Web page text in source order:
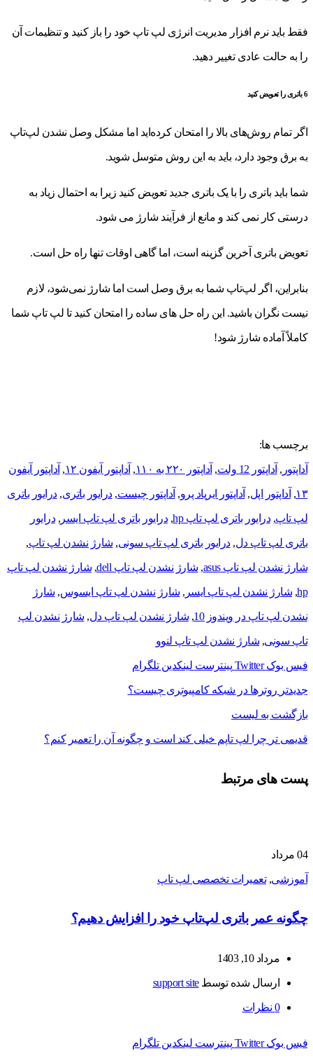
فقط باید نرم افزار مدیریت انرژی لپ تاپ خود را باز کنید و تنظیمات آن
را به حالت عادی تغییر دهید.
6 باتری را تعویض کنید
اگر تمام روش‌های بالا را امتحان کرده‌اید اما مشکل وصل نشدن لپ‌تاپ
به برق وجود دارد، باید به این روش متوسل شوید.
شما باید باتری را با یک باتری جدید تعویض کنید زیرا به احتمال زیاد به
درستی کار نمی کند و مانع از فرآیند شارژ می شود.
تعویض باتری آخرین گزینه است، اما گاهی اوقات تنها راه حل است.
بنابراین، اگر لپ‌تاپ شما به برق وصل است اما شارژ نمی‌شود، لازم
نیست نگران باشید. این راه حل های ساده را امتحان کنید تا لپ تاپ شما
کاملاً آماده شارژ شود!
برچسب ها:
آداپتور , آداپتور 12 ولت , آداپتور ۲۲۰ به ۱۱۰ , آداپتور آیفون ۱۲ , آداپتور آیفون
۱۳, آداپتور اپل, آداپتور ایرپاد پرو, آداپتور چیست,درایور باتری,درایور باتری
لپ تاپ,درایور باتری لپ تاپ hp ,درایور باتری لپ تاپ ایسر ,درایور
باتری لپ تاپ دل,درایور باتری لپ تاپ سونی, شارژ نشدن لپ تاپ,
شارژ نشدن لپ تاپ asus , شارژ نشدن لپ تاپ dell , شارژ نشدن لپ تاپ
hp
, شارژ نشدن لپ تاپ ایسر , شارژ نشدن لپ تاپ ایسوس, شارژ
نشدن لپ تاپ در ویندوز 10 , شارژ نشدن لپ تاپ دل, شارژ نشدن لپ
تاپ سونی, شارژ نشدن لپ تاپ لنوو
فیس بوک Twitter پینترست لینکدین تلگرام
جدیدتر روترها در شبکه کامپیوتری چیست؟
بازگشت به لیست
قدیمی تر چرا لپ تاپم خیلی کند است و چگونه آن را تعمیر کنم؟
پست های مرتبط
04 مرداد
آموزشی,تعمیرات تخصصی لپ تاپ
چگونه عمر باتری لپ‌تاپ خود را افزایش دهیم؟
مرداد 10, 1403
ارسال شده توسطsupport site
0 نظرات
فیس بوک Twitter پینترست لینکدین تلگرام